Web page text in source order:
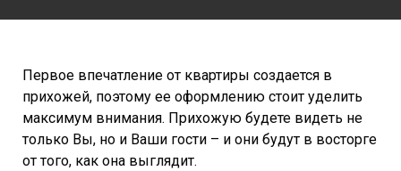
Первое впечатление от квартиры создается в
прихожей, поэтому ее оформлению стоит уделить
максимум внимания. Прихожую будете видеть не
только Вы, но и Ваши гости – и они будут в восторге
от того, как она выглядит.